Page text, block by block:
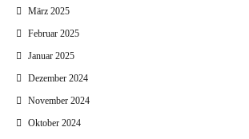
März 2025
Februar 2025
Januar 2025
Dezember 2024
November 2024
Oktober 2024